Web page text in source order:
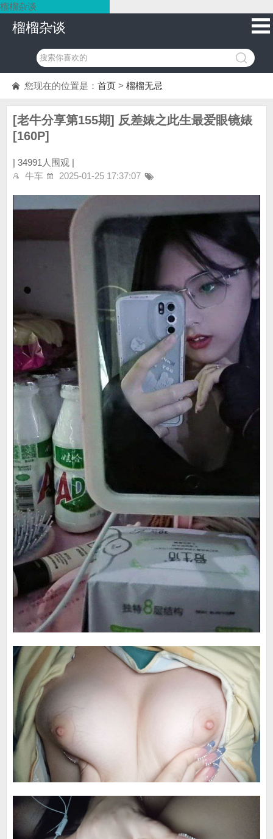
榴榴杂谈
榴榴杂谈
您现在的位置是： 首页 > 榴榴无忌
[老牛分享第155期] 反差婊之此生最爱眼镜婊
[160P]
| 34991人围观 |
牛车
2025-01-25 17:37:07